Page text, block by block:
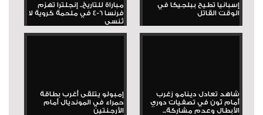
إسبانيا تطيح ببلجيكا في
الوقت القاتل
مباراة للتاريخ.. إنجلترا تهزم
فرنسا 6-4 في ملحمة كروية لا
تُنسى
شاهد تعادل دينامو زغرب
أمام ثون في تصفيات دوري
الأبطال وعدم مشاركة...
إمبولو يتلقى أغرب بطاقة
حمراء في المونديال أمام
الأرجنتين